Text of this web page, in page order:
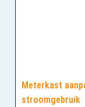
Meterkast
stroomgebruik